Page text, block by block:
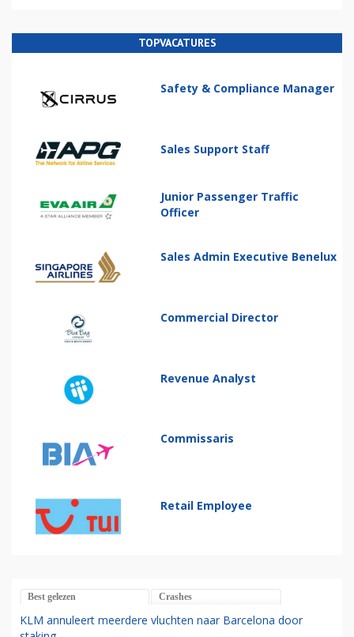
TOPVACATURES
Safety & Compliance Manager
Sales Support Staff
Junior Passenger Traffic
Officer
Sales Admin Executive Benelux
Commercial Director
Revenue Analyst
Commissaris
Retail Employee
Best gelezen Crashes
KLM annuleert meerdere vluchten naar Barcelona door